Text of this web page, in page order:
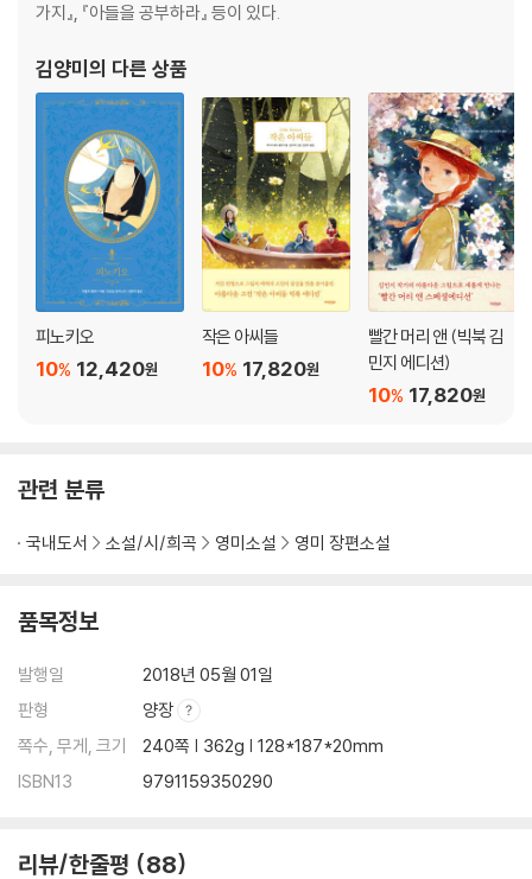
가지』, 『아들을 공부하라』 등이 있다.
김양미 의 다른 상품
피노키오
12,420원
10%
작은 아씨들
17,820원
10%
빨간 머리 앤 (빅북 김
민지 에디션)
17,820원
10%
관련 분류
국내도서 소설/시/희곡 영미소설 영미 장편소설
품목정보
발행일
2018년 05월 01일
판형
양장
쪽수, 무게, 크기
240쪽 | 362g | 128*187*20mm
ISBN13
9791159350290
리뷰/한줄평 88